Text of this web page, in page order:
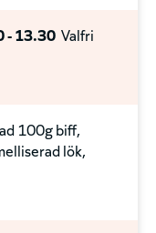
- 13.30 Valfri
100g biff,
lök,